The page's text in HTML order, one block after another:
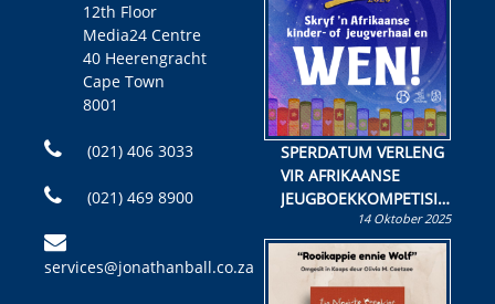
12th Floor
Media24 Centre
40 Heerengracht
Cape Town
8001
(021) 406 3033
(021) 469 8900
services@jonathanball.co.za
SPERDATUM VERLENG
VIR AFRIKAANSE
JEUGBOEKKOMPETISIE
Skryf ’n jeugboek of
kinderboek en staan ’n
kans om R50 000 te
wen!
14 Oktober 2025